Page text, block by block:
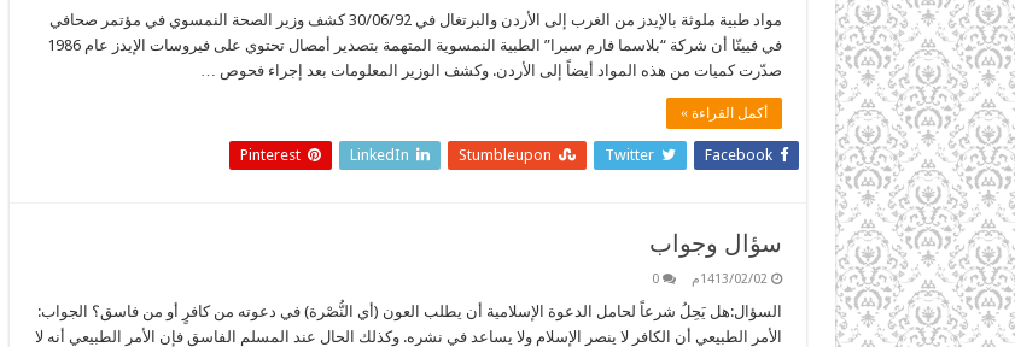
مواد طبية ملوثة بالإيدز من الغرب إلى الأردن والبرتغال في 30/06/92 كشف وزير الصحة النمسوي في مؤتمر صحافي
في فيينّا أن شركة “بلاسما فارم سيرا” الطبية النمسوية المتهمة بتصدير أمصال تحتوي على فيروسات الإيدز عام 1986
صدّرت كميات من هذه المواد أيضاً إلى الأردن. وكشف الوزير المعلومات بعد إجراء فحوص …
أكمل القراءة »
Facebook
Twitter
Stumbleupon
LinkedIn
Pinterest
سؤال وجواب
1413/02/02م 0
السؤال:هل يَحِلُ شرعاً لحامل الدعوة الإسلامية أن يطلب العون (أي النُّصْرة) في دعوته من كافرٍ أو من فاسق؟ الجواب:
الأمر الطبيعي أن الكافر لا ينصر الإسلام ولا يساعد في نشره. وكذلك الحال عند المسلم الفاسق فإن الأمر الطبيعي أنه لا